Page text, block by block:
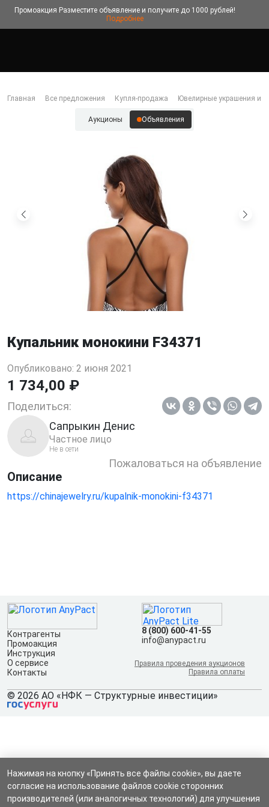
Промоакция Разместите объявление и получите до 1000 рублей!
Подробнее
Главная Все предложения Купля-продажа Ювелирные украшения и
Аукционы Объявления
Купальник монокини F34371
Опубликовано: 2 июня 2021
1 734,00 ₽
Поделиться:
Сапрыкин Денис
Частное лицо
Не в сети
Пожаловаться на объявление
Описание
https://chinajewelry.ru/kupalnik-monokini-f34371
Контрагенты
Промоакция
Инструкция
О сервисе
Контакты
8 (800) 600-41-55
info@anypact.ru
Правила проведения аукционов
Правила оплаты
© 2026 АО «НФК — Структурные инвестиции»
Нажимая на кнопку «Принять все файлы cookie», вы даете
согласие на использование файлов cookie сторонних
производителей (или аналогичных технологий) для улучшения